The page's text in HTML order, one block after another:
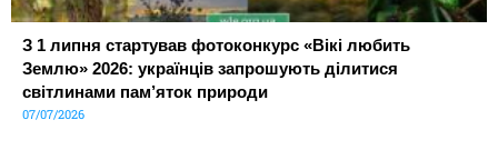
З 1 липня стартував фотоконкурс «Вікі любить
Землю» 2026: українців запрошують ділитися
світлинами пам’яток природи
07/07/2026